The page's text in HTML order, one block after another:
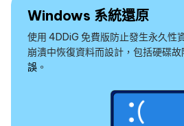
Windows 系統還原
使用 4DDiG 免費版防止發生永久性
崩潰中恢復資料而設計，包括硬碟故
誤 。